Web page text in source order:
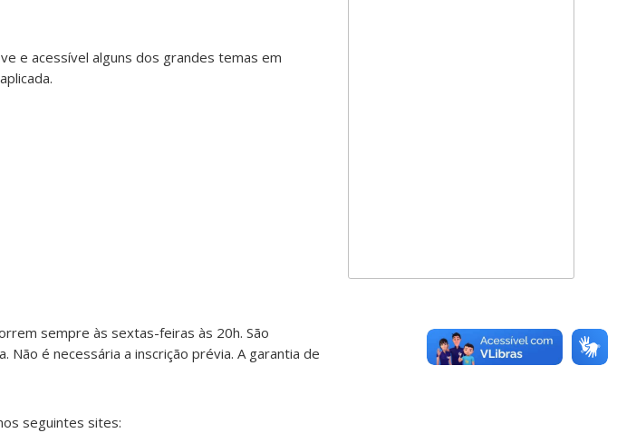
e acessível alguns dos grandes temas em
sempre às sextas-feiras às 20h. São
é necessária a inscrição prévia. A garantia de
seguintes sites: